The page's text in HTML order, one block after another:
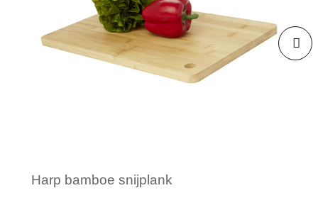
Harp bamboe snijplank